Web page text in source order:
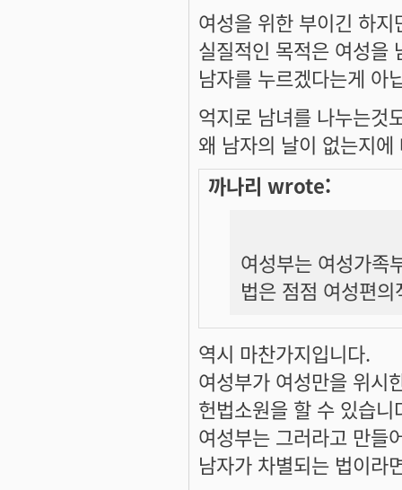
여성을 위한 부이긴 하지
실질적인 목적은 여성을
남자를 누르겠다는게 아
억지로 남녀를 나누는것
왜 남자의 날이 없는지
까나리 wrote:
여성부는 여성가족
법은 점점 여성편
역시 마찬가지입니다.
여성부가 여성만을 위시
헌법소원을 할 수 있습니
여성부는 그러라고 만들
남자가 차별되는 법이라